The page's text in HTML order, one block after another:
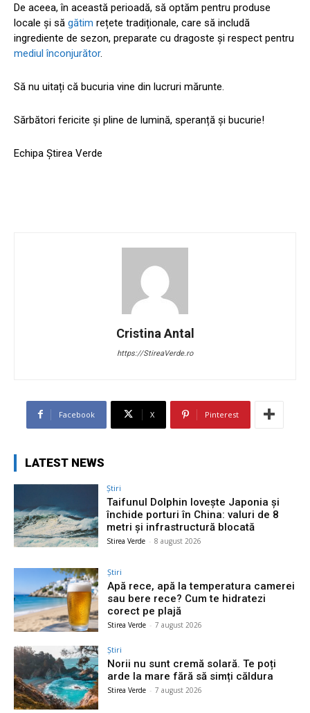
De aceea, în această perioadă, să optăm pentru produse
locale și să gătim rețete tradiționale, care să includă
ingrediente de sezon, preparate cu dragoste și respect pentru
mediul înconjurător.
Să nu uitați că bucuria vine din lucruri mărunte.
Sărbători fericite și pline de lumină, speranță și bucurie!
Echipa Știrea Verde
Cristina Antal
https://StireaVerde.ro
Facebook X Pinterest
LATEST NEWS
Știri
Taifunul Dolphin lovește Japonia și
închide porturi în China: valuri de 8
metri și infrastructură blocată
Stirea Verde - 8 august 2026
Știri
Apă rece, apă la temperatura camerei
sau bere rece? Cum te hidratezi
corect pe plajă
Stirea Verde - 7 august 2026
Știri
Norii nu sunt cremă solară. Te poți
arde la mare fără să simți căldura
Stirea Verde - 7 august 2026